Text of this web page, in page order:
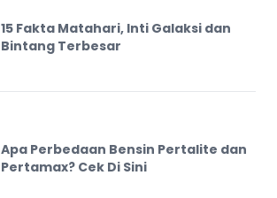
15 Fakta Matahari, Inti Galaksi dan
Bintang Terbesar
Apa Perbedaan Bensin Pertalite dan
Pertamax? Cek Di Sini